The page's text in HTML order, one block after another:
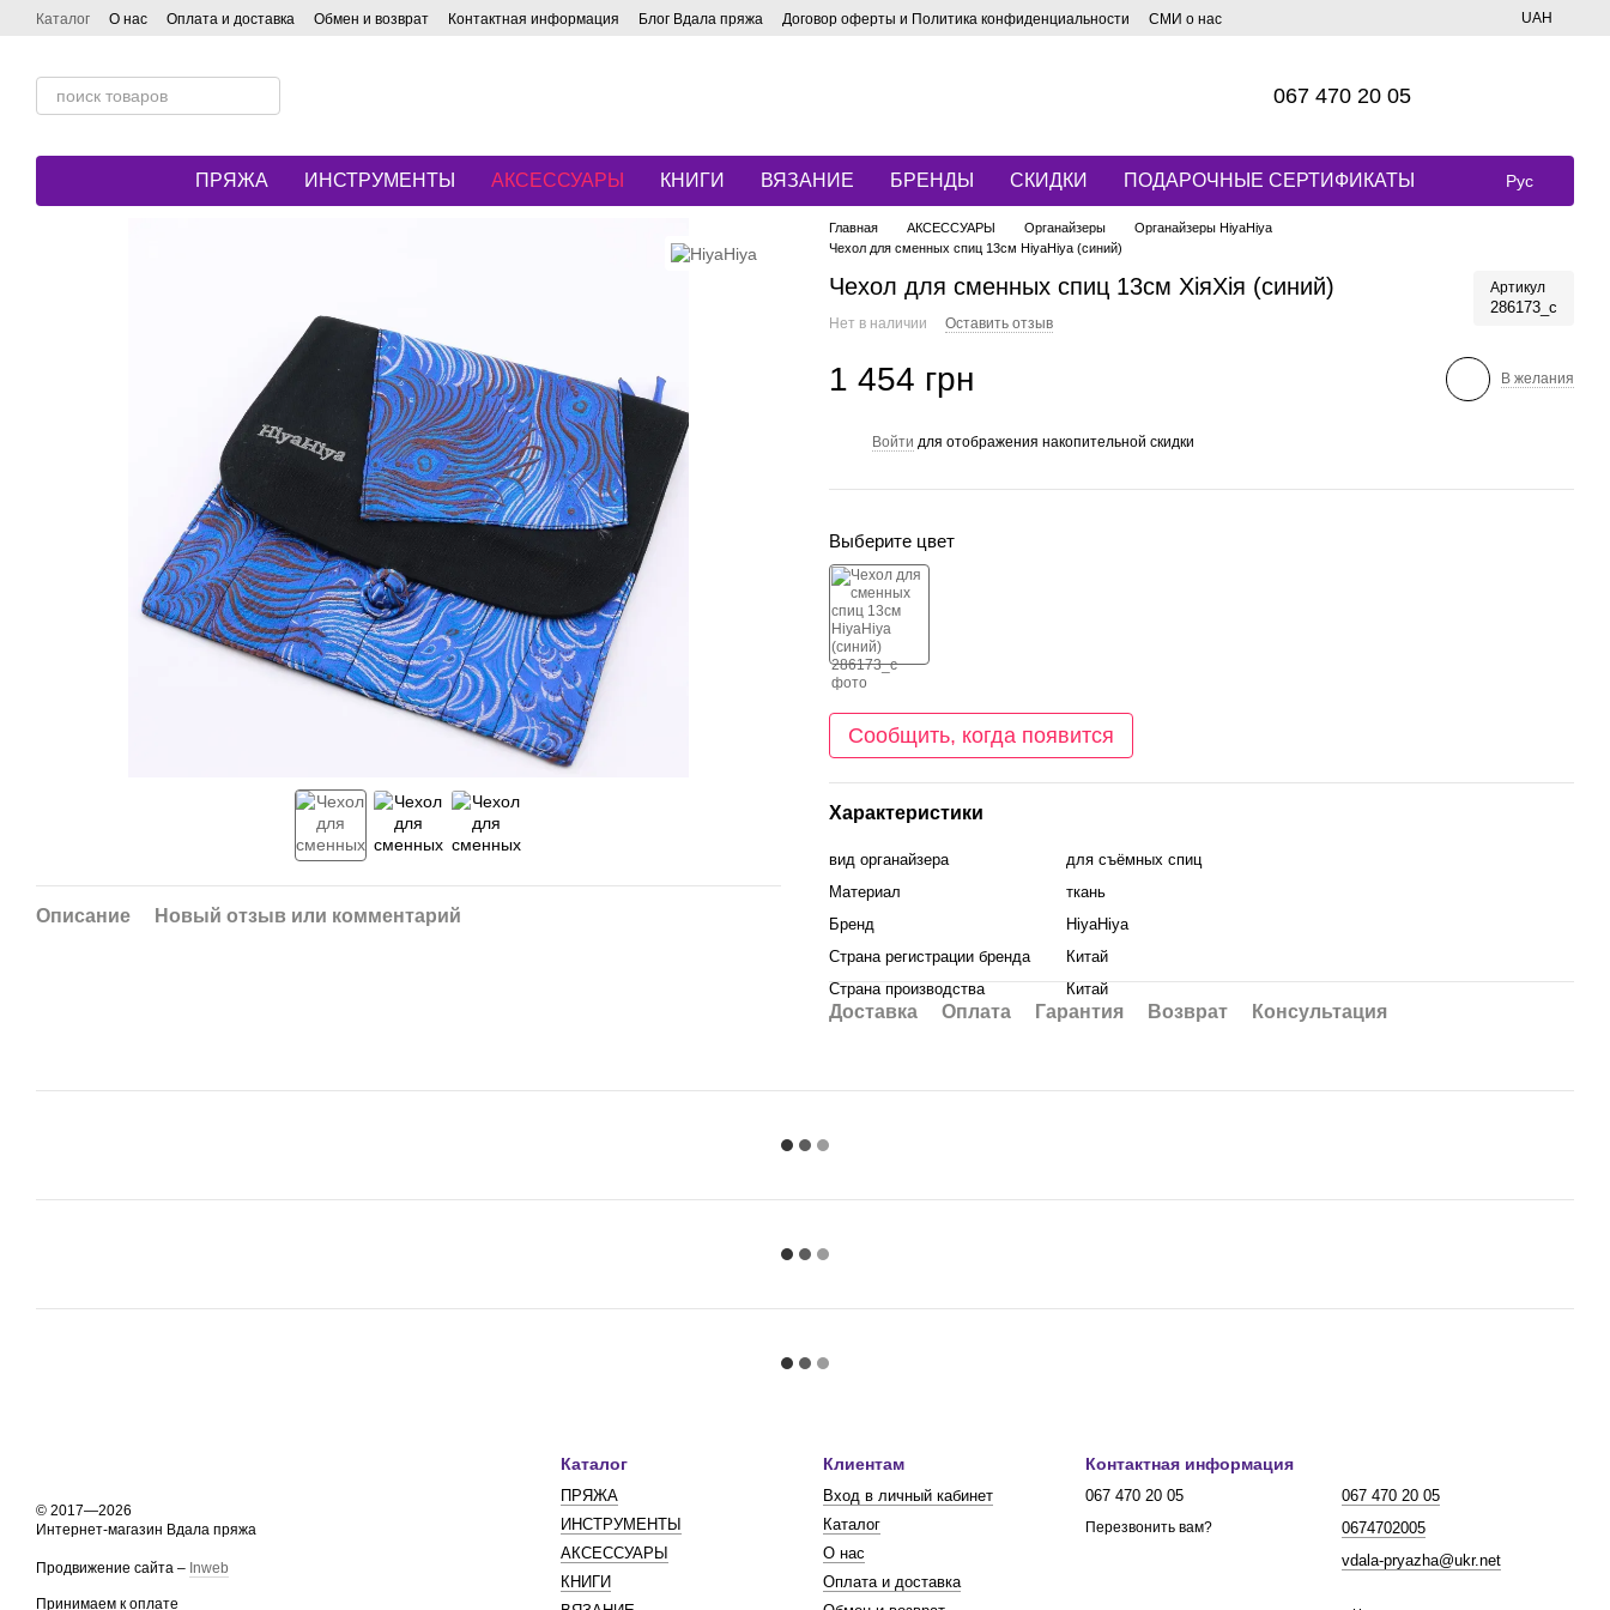
Перейти к основному контенту
Каталог О нас Оплата и доставка Обмен и возврат Контактная информация Блог Вдала пряжа Договор оферты и Политика конфиденциальности СМИ о нас UAH
067 470 20 05
ПРЯЖА ИНСТРУМЕНТЫ АКСЕССУАРЫ КНИГИ ВЯЗАНИЕ БРЕНДЫ СКИДКИ ПОДАРОЧНЫЕ СЕРТИФИКАТЫ Рус
Описание Новый отзыв или комментарий
Главная АКСЕССУАРЫ Органайзеры
Органайзеры HiyaHiya
Чехол для сменных спиц 13см HiyaHiya (синий)
Чехол для сменных спиц 13см ХіяХія (синий) Артикул
286173_с
Нет в наличии Оставить отзыв
1 454 грн В желания
Войти для отображения накопительной скидки
Выберите цвет
Сообщить, когда появится
Характеристики
вид органайзера
для съёмных спиц
Материал
ткань
Бренд
HiyaHiya
Страна регистрации бренда
Китай
Страна производства
Китай
Доставка Оплата Гарантия Возврат Консультация
© 2017—2026
Интернет-магазин Вдала пряжа
Продвижение сайта – Inweb
Принимаем к оплате
Каталог
ПРЯЖА
ИНСТРУМЕНТЫ
АКСЕССУАРЫ
КНИГИ
Клиентам
Вход в личный кабинет
Каталог
О нас
Оплата и доставка
Контактная информация
067 470 20 05
Перезвонить вам?
067 470 20 05
0674702005
vdala-pryazha@ukr.net